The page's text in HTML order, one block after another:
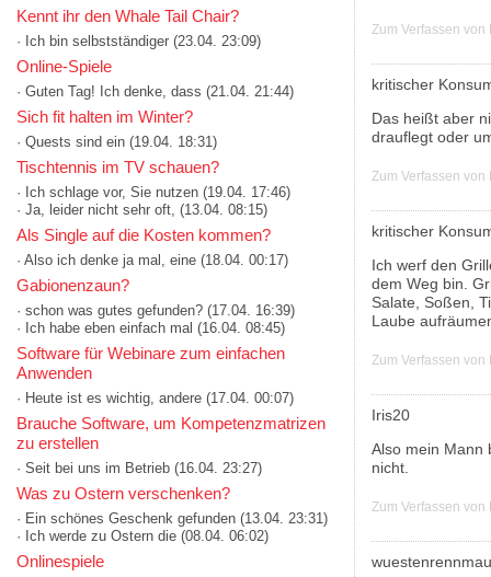
Kennt ihr den Whale Tail Chair?
· Ich bin selbstständiger (23.04. 23:09)
Online-Spiele
· Guten Tag! Ich denke, dass (21.04. 21:44)
Sich fit halten im Winter?
· Quests sind ein (19.04. 18:31)
Tischtennis im TV schauen?
· Ich schlage vor, Sie nutzen (19.04. 17:46)
· Ja, leider nicht sehr oft, (13.04. 08:15)
Als Single auf die Kosten kommen?
· Also ich denke ja mal, eine (18.04. 00:17)
Gabionenzaun?
· schon was gutes gefunden? (17.04. 16:39)
· Ich habe eben einfach mal (16.04. 08:45)
Software für Webinare zum einfachen
Anwenden
· Heute ist es wichtig, andere (17.04. 00:07)
Brauche Software, um Kompetenzmatrizen
zu erstellen
· Seit bei uns im Betrieb (16.04. 23:27)
Was zu Ostern verschenken?
· Ein schönes Geschenk gefunden (13.04. 23:31)
· Ich werde zu Ostern die (08.04. 06:02)
Onlinespiele
Zum Verfassen
kritischer
Das heißt aber
drauflegt oder
Zum Verfassen
kritischer
Ich werf den
dem Weg bin.
Salate, Soßen,
Laube
Zum Verfassen
Iris20
Also mein Mann
nicht.
Zum Verfassen